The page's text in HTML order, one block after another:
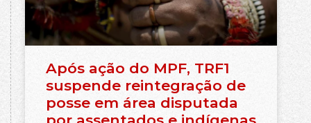
Após ação do MPF, TRF1
suspende reintegração de
posse em área disputada